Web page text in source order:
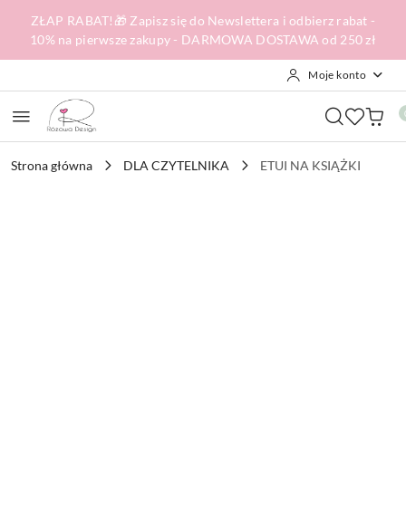
Przejdź do treści głównej
Przejdź do wyszukiwarki
Przejdź do moje konto
Przejdź do menu głównego
Przejdź do opisu produktu
Przejdź do stopki
ZŁAP RABAT!🎁 Zapisz się do Newslettera i odbierz rabat -
10% na pierwsze zakupy - DARMOWA DOSTAWA od 250 zł
Moje konto
Strona główna DLA CZYTELNIKA ETUI NA KSIĄŻKI